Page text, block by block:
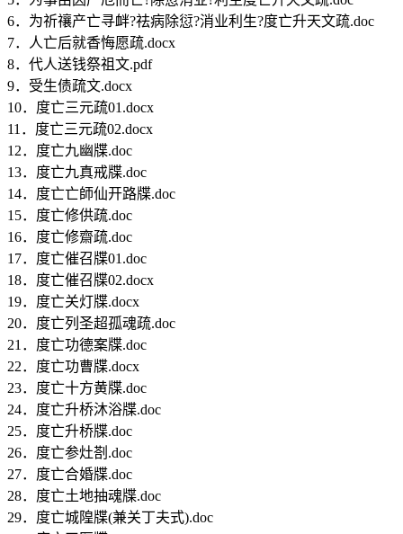
6．为祈禳产亡寻衅?祛病除愆?消业利生?度亡升天文疏.doc
7．人亡后就香悔愿疏.docx
8．代人送钱祭祖文.pdf
9．受生债疏文.docx
10．度亡三元疏01.docx
11．度亡三元疏02.docx
12．度亡九幽牒.doc
13．度亡九真戒牒.doc
14．度亡亡師仙开路牒.doc
15．度亡修供疏.doc
16．度亡修齋疏.doc
17．度亡催召牒01.doc
18．度亡催召牒02.docx
19．度亡关灯牒.docx
20．度亡列圣超孤魂疏.doc
21．度亡功德案牒.doc
22．度亡功曹牒.docx
23．度亡十方黄牒.doc
24．度亡升桥沐浴牒.doc
25．度亡升桥牒.doc
26．度亡参灶剳.doc
27．度亡合婚牒.doc
28．度亡土地抽魂牒.doc
29．度亡城隍牒(兼关丁夫式).doc